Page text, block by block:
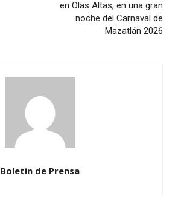
en Olas Altas, en una gran
noche del Carnaval de
Mazatlán 2026
Boletin de Prensa